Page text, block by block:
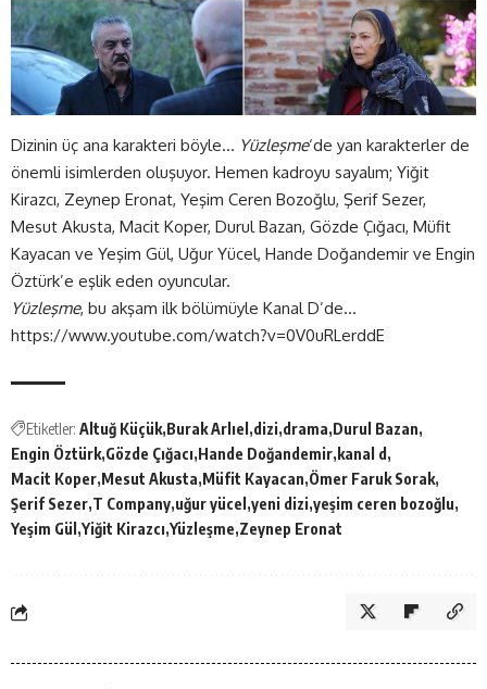
Dizinin üç ana karakteri böyle… Yüzleşme‘de yan karakterler de
önemli isimlerden oluşuyor. Hemen kadroyu sayalım; Yiğit
Kirazcı, Zeynep Eronat, Yeşim Ceren Bozoğlu, Şerif Sezer,
Mesut Akusta, Macit Koper, Durul Bazan, Gözde Çığacı, Müfit
Kayacan ve Yeşim Gül, Uğur Yücel, Hande Doğandemir ve Engin
Öztürk’e eşlik eden oyuncular.
Yüzleşme, bu akşam ilk bölümüyle Kanal D’de…
https://www.youtube.com/watch?v=0V0uRLerddE
Etiketler: Altuğ Küçük Burak Arlıel dizi drama Durul Bazan
Engin Öztürk Gözde Çığacı Hande Doğandemir kanal d
Macit Koper Mesut Akusta Müfit Kayacan Ömer Faruk Sorak
Şerif Sezer T Company uğur yücel yeni dizi yeşim ceren bozoğlu
Yeşim Gül Yiğit Kirazcı Yüzleşme Zeynep Eronat